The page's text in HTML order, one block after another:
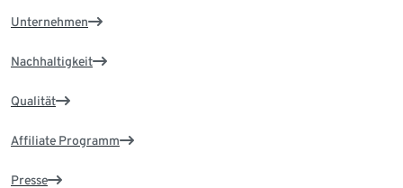
Unternehmen
Nachhaltigkeit
Qualität
Affiliate Programm
Presse